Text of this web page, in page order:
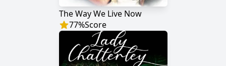
The Way We Live Now
77%Score